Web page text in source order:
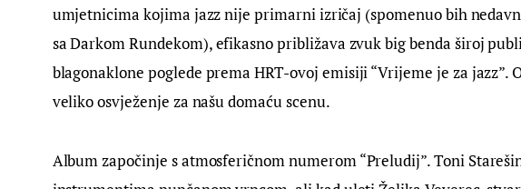
umjetnicima kojima jazz nije primarni izričaj (spomenuo bih
sa Darkom Rundekom), efikasno približava zvuk big benda široj
blagonaklone poglede prema HRT-ovoj emisiji “Vrijeme je za jazz”.
veliko osvježenje za našu domaću scenu.
Album započinje s atmosferičnom numerom “Preludij”. Toni